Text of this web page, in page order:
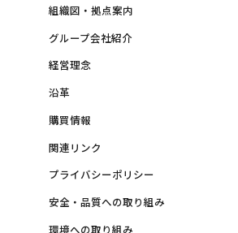
組織図・拠点案内
グループ会社紹介
経営理念
沿革
購買情報
関連リンク
プライバシーポリシー
安全・品質への取り組み
環境への取り組み